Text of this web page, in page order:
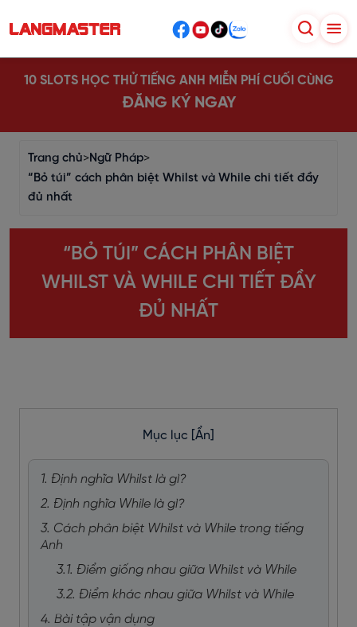
10 SLOTS HỌC THỬ TIẾNG ANH MIỄN PHÍ CUỐI CÙNG
ĐĂNG KÝ NGAY
Trang chủ>Ngữ Pháp>
“Bỏ túi” cách phân biệt Whilst và While chi tiết đầy
đủ nhất
“BỎ TÚI” CÁCH PHÂN BIỆT
WHILST VÀ WHILE CHI TIẾT ĐẦY
ĐỦ NHẤT
Mục lục [Ẩn]
1. Định nghĩa Whilst là gì?
2. Định nghĩa While là gì?
3. Cách phân biệt Whilst và While trong tiếng
Anh
3.1. Điểm giống nhau giữa Whilst và While
3.2. Điểm khác nhau giữa Whilst và While
4. Bài tập vận dụng